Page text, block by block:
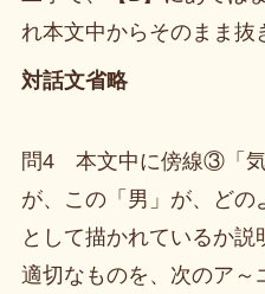
れ本文中からそのまま抜
対話文省略
問4 本文中に傍線③「気
が、この「男」が、どの
として描かれているか説
適切なものを、次のア～